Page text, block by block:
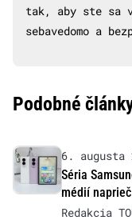
tak, aby ste sa
sebavedomo a
Podobné
6. augusta
Séria
médií
Redakcia